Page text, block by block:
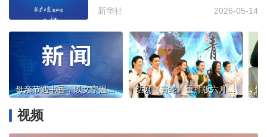
新华社 2026-05-14
母亲节遇书香，以文字温柔致爱 | 北京实体书店活动预告（5月9日~5月15日） 话剧《青蛇》重排版六月首演，00后阵容+数字技术焕新经典
视频